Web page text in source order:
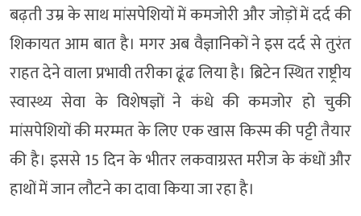
बढ़ती उम्र के साथ मांसपेशियों में कमजोरी और जोड़ों में दर्द की
शिकायत आम बात है। मगर अब वैज्ञानिकों ने इस दर्द से तुरंत
राहत देने वाला प्रभावी तरीका ढूंढ लिया है। ब्रिटेन स्थित राष्ट्रीय
स्वास्थ्य सेवा के विशेषज्ञों ने कंधे की कमजोर हो चुकी
मांसपेशियों की मरम्मत के लिए एक खास किस्म की पट्टी तैयार
की है। इससे 15 दिन के भीतर लकवाग्रस्त मरीज के कंधों और
हाथों में जान लौटने का दावा किया जा रहा है।